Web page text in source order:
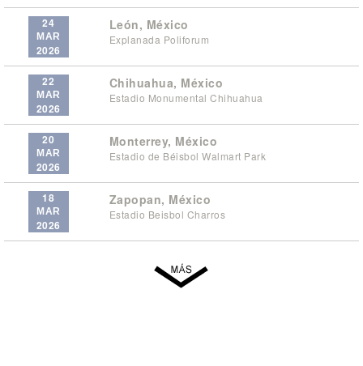
24
MAR
2026
León, México
Explanada Poliforum
22
MAR
2026
Chihuahua, México
Estadio Monumental Chihuahua
20
MAR
2026
Monterrey, México
Estadio de Béisbol Walmart Park
18
MAR
2026
Zapopan, México
Estadio Beisbol Charros